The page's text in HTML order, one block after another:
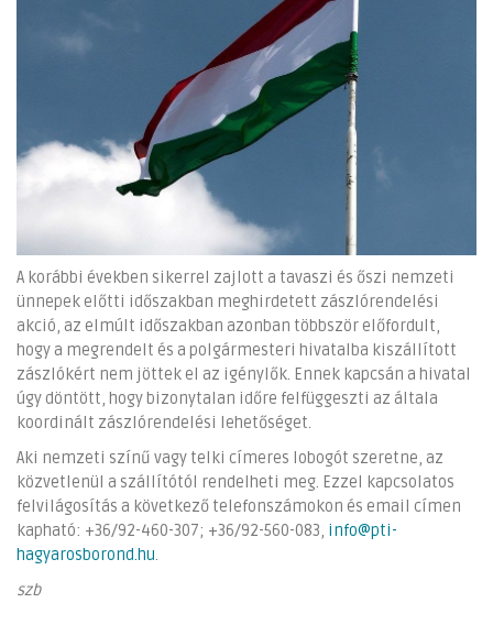
A korábbi években sikerrel zajlott a tavaszi és őszi nemzeti
ünnepek előtti időszakban meghirdetett zászlórendelési
akció, az elmúlt időszakban azonban többször előfordult,
hogy a megrendelt és a polgármesteri hivatalba kiszállított
zászlókért nem jöttek el az igénylők. Ennek kapcsán a hivatal
úgy döntött, hogy bizonytalan időre felfüggeszti az általa
koordinált zászlórendelési lehetőséget.
Aki nemzeti színű vagy telki címeres lobogót szeretne, az
közvetlenül a szállítótól rendelheti meg. Ezzel kapcsolatos
felvilágosítás a következő telefonszámokon és email címen
kapható: +36/92-460-307; +36/92-560-083, info@pti-
hagyarosborond.hu.
szb